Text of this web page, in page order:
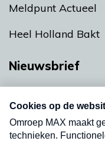
Meldpunt Actueel
Heel Holland Bakt
Nieuwsbrief
nieuwsbrief. Elke
uw mailbox.